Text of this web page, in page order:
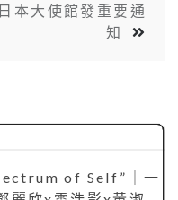
本大使館發重要通
知